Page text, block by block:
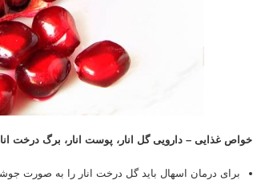
خواص غذایی– دارویی گل انار، پوست انار، برگ درخت
برای درمان اسهال باید گل درخت انار را به صورت